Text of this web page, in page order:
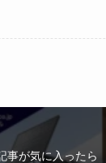
事が気に入ったら